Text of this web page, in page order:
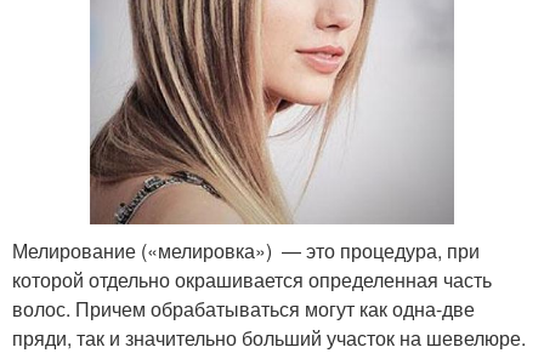
Мелирование («мелировка») — это процедура, при
которой отдельно окрашивается определенная часть
волос. Причем обрабатываться могут как одна-две
пряди, так и значительно больший участок на шевелюре.